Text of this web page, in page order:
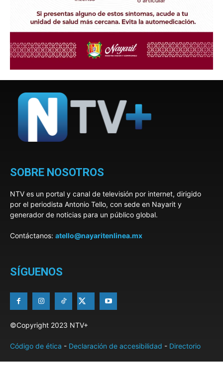
SOBRE NOSOTROS
NTV es un portal y canal de televisión por internet, dirigido
por el periodista Antonio Tello, con sede en Nayarit y
generador de noticias para un público global.
Contáctanos: atello@nayaritenlinea.mx
SÍGUENOS
©Copyright 2023 NTV+
Código de ética - Declaración de accesibilidad - Directorio